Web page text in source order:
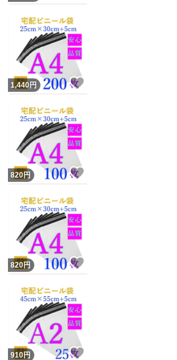
このユーザーは設定した発送日数内に発送していま
いいね！
1,440 円
いいね！
820円
いいね！
820円
いいね！
910円